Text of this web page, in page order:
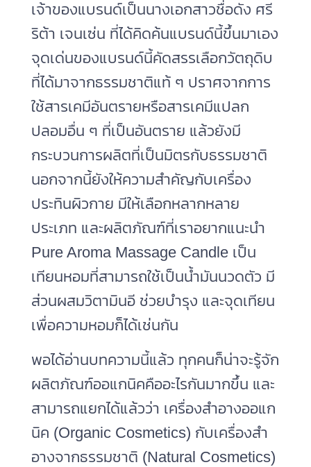
เจ้าของแบรนด์เป็นนางเอกสาวชื่อดัง ศรี
ริต้า เจนเซ่น ที่ได้คิดค้นแบรนด์นี้ขึ้นมาเอง
จุดเด่นของแบรนด์นี้คัดสรรเลือกวัตถุดิบ
ที่ได้มาจากธรรมชาติแท้ ๆ ปราศจากการ
ใช้สารเคมีอันตรายหรือสารเคมีแปลก
ปลอมอื่น ๆ ที่เป็นอันตราย แล้วยังมี
กระบวนการผลิตที่เป็นมิตรกับธรรมชาติ
นอกจากนี้ยังให้ความสำคัญกับเครื่อง
ประทินผิวกาย มีให้เลือกหลากหลาย
ประเภท และผลิตภัณฑ์ที่เราอยากแนะนำ
Pure Aroma Massage Candle เป็น
เทียนหอมที่สามารถใช้เป็นน้ำมันนวดตัว มี
ส่วนผสมวิตามินอี ช่วยบำรุง และจุดเทียน
เพื่อความหอมก็ได้เช่นกัน
พอได้อ่านบทความนี้แล้ว ทุกคนก็น่าจะรู้จัก
ผลิตภัณฑ์ออแกนิคคืออะไรกันมากขึ้น และ
สามารถแยกได้แล้วว่า เครื่องสําอางออแก
นิค (Organic Cosmetics) กับเครื่องสํา
อางจากธรรมชาติ (Natural Cosmetics)